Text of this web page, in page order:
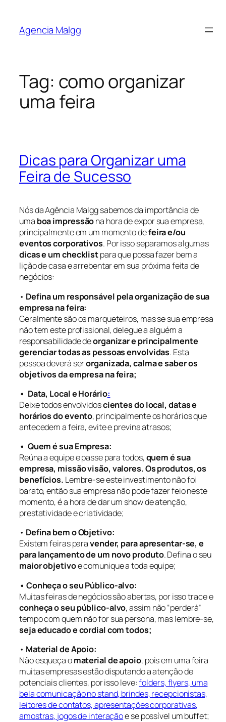
Agencia Malgg
Tag: como organizar
uma feira
Dicas para Organizar uma
Feira de Sucesso
Nós da Agência Malgg sabemos da importância de
uma boa impressãona hora de expor sua empresa,
principalmente em um momento defeira e/ou
eventos corporativos. Por isso separamos algumas
dicas e um checklistpara que possa fazer bem a
lição de casa e arrebentar em sua próxima feita de
negócios:
• Defina um responsável pela organização de sua
empresa na feira:
Geralmente são os marqueteiros, mas se sua empresa
não tem este profissional, delegue a alguém a
responsabilidade deorganizar e principalmente
gerenciar todas as pessoas envolvidas. Esta
pessoa deverá serorganizada, calma e saber os
objetivos da empresa na feira;
• Data, Local e Horário:
Deixe todos envolvidoscientes do local, datas e
horários do evento, principalmente os horários que
antecedem a feira, evite e previna atrasos;
• Quem é sua Empresa:
Reúna a equipe e passe para todos,quem é sua
empresa, missão visão, valores. Os produtos, os
benefícios. Lembre-se este investimento não foi
barato, então sua empresa não pode fazer feio neste
momento, é a hora de dar um show de atenção,
prestatividade e criatividade;
• Defina bem o Objetivo:
Existem feiras paravender, para apresentar-se, e
para lançamento de um novo produto. Defina o seu
maior objetivoe comunique a toda equipe;
• Conheça o seu Público-alvo:
Muitas feiras de negócios são abertas, por isso trace e
conheça o seu público-alvo, assim não “perderá”
tempo com quem não for sua persona, mas lembre-se,
seja educado e cordial com todos;
• Material de Apoio:
Não esqueça omaterial de apoio, pois em uma feira
muitas empresas estão disputando a atenção de
potenciais clientes, por isso leve:folders, flyers, uma
bela comunicação no stand, brindes, recepcionistas,
leitores de contatos, apresentações corporativas,
amostras, jogos de interaçãoe se possível um buffet;